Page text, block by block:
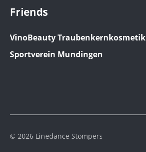
Friends
VinoBeauty Traubenkernkosmetik
Sportverein Mundingen
© 2026 Linedance Stompers